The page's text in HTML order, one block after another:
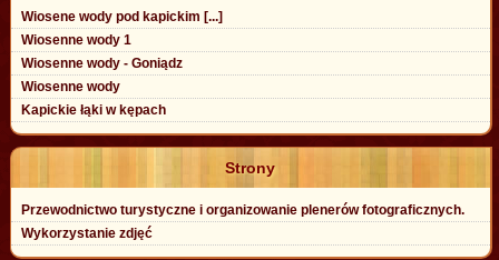
Wiosene wody pod kapickim [...]
Wiosenne wody 1
Wiosenne wody - Goniądz
Wiosenne wody
Kapickie łąki w kępach
Strony
Przewodnictwo turystyczne i organizowanie plenerów fotograficznych.
Wykorzystanie zdjęć